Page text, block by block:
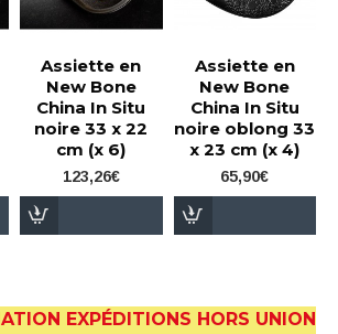
Assiette en
New Bone
China In Situ
noire 33 x 22
cm (x 6)
123,26€
Assiette en
New Bone
China In Situ
noire oblong 33
x 23 cm (x 4)
65,90€
EXPÉDITIONS HORS UNION